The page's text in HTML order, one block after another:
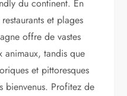
du continent. En
et plages
offre de vastes
animaux, tandis que
et pittoresques
bienvenus. Profitez de